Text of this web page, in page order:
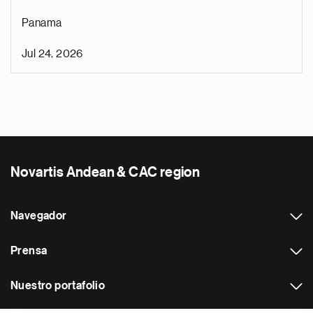
Panama
Jul 24, 2026
Novartis Andean & CAC region
Navegador
Prensa
Nuestro portafolio